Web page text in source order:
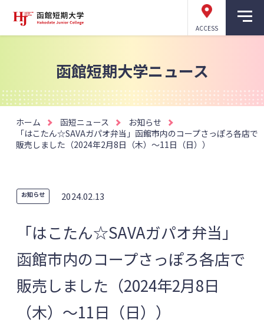
ACCESS
函館短期大学ニュース
ホーム 函短ニュース
お知らせ
「はこたん☆SAVAガパオ弁当」函館市内のコープさっぽろ各店で
販売しました（2024年2月8日（木）～11日（日））
お知らせ 2024.02.13
「はこたん☆SAVAガパオ弁当」
函館市内のコープさっぽろ各店で
販売しました（2024年2月8日
（木）～11日（日））